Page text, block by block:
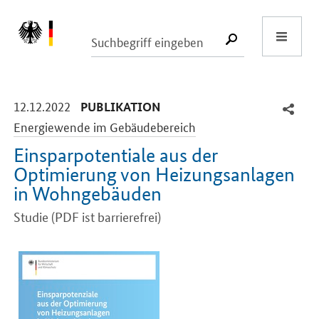
SUCHE
12.12.2022 -
PUBLIKATION
Energiewende im Gebäudebereich
Einsparpotentiale aus der
Optimierung von Heizungsanlagen
in Wohngebäuden
Studie (PDF ist barrierefrei)
Einleitung